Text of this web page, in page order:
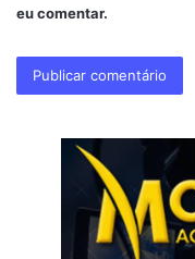
eu comentar.